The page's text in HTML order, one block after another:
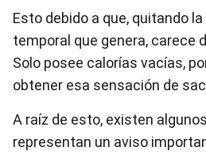
Esto debido a que, quitando
temporal que genera, carece
Solo posee calorías vacías,
obtener esa sensación de
A raíz de esto, existen
representan un aviso